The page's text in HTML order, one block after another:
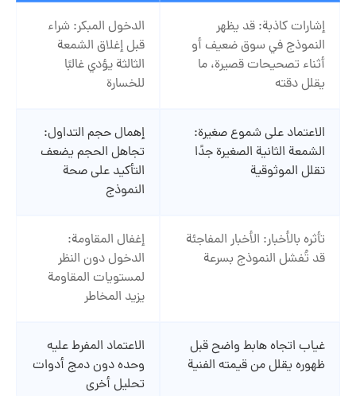
إشارات كاذبة: قد يظهر
النموذج في سوق ضعيف أو
أثناء تصحيحات قصيرة، ما
يقلل دقته
الدخول المبكر: شراء
قبل إغلاق الشمعة
الثالثة يؤدي غالبًا
للخسارة
الاعتماد على شموع صغيرة:
الشمعة الثانية الصغيرة جدًا
تقلل الموثوقية
إهمال حجم التداول:
تجاهل الحجم يضعف
التأكيد على صحة
النموذج
تأثره بالأخبار: الأخبار المفاجئة
قد تُفشل النموذج بسرعة
إغفال المقاومة:
الدخول دون النظر
لمستويات المقاومة
يزيد المخاطر
غياب اتجاه هابط واضح قبل
ظهوره يقلل من قيمته الفنية
الاعتماد المفرط عليه
وحده دون دمج أدوات
تحليل أخرى